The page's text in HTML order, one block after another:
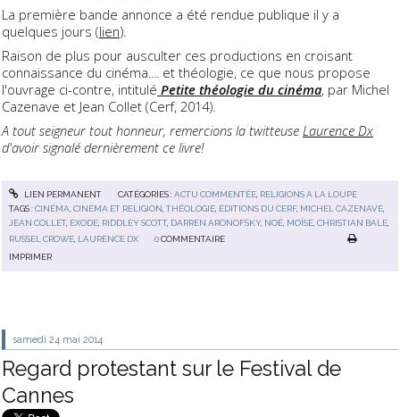
La première bande annonce a été rendue publique il y a
quelques jours (lien).
Raison de plus pour ausculter ces productions en croisant
connaissance du cinéma.... et théologie, ce que nous propose
l'ouvrage ci-contre, intitulé Petite théologie du cinéma, par Michel
Cazenave et Jean Collet (Cerf, 2014).
A tout seigneur tout honneur, remercions la twitteuse Laurence Dx
d'avoir signalé dernièrement ce livre!
LIEN PERMANENT CATÉGORIES :ACTU COMMENTÉE, RELIGIONS À LA LOUPE
TAGS :CINÉMA ,CINÉMA ET RELIGION ,THÉOLOGIE ÉDITIONS DU CERF, MICHEL CAZENAVE
JEAN COLLET, EXODE RIDDLEY SCOTT, DARREN ARONOFSKY, NOÉ MOÏSE ,CHRISTIAN BALE
RUSSEL CROWE, LAURENCE DX 0 COMMENTAIRE
IMPRIMER
samedi 24 mai 2014
Regard protestant sur le Festival de
Cannes